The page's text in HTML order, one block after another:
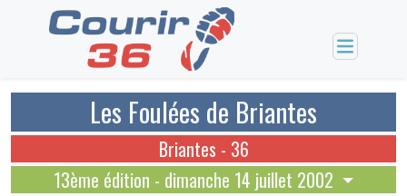
Les Foulées de Briantes
13ème édition - dimanche 14 juillet 2002
Briantes - 36